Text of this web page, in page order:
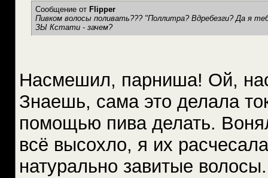
Сообщение от Flipper
Пивком волосы поливать??? "Поллитра? Вдребезги? Да я
ЗЫ Кстати - зачем?
Насмешил, парниша! Ой,
Знаешь, сама это делала
помощью пива делать.
всё высохло, я их
натурально завитые